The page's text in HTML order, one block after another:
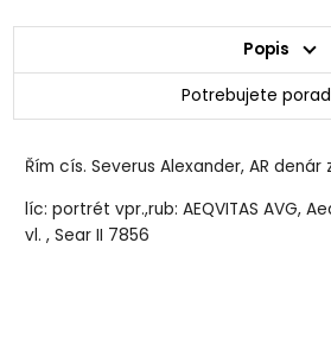
Popis
Potrebujete
Řím cís. Severus Alexander, AR denár
líc: portrét vpr.,rub: AEQVITAS AVG,
vl. , Sear II 7856